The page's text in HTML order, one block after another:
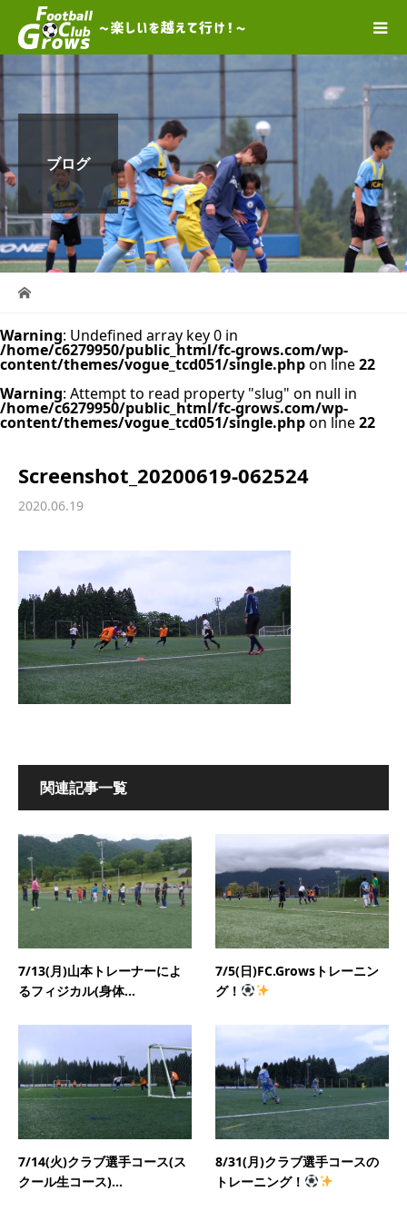
ブログ
Warning: Undefined array key 0 in
/home/c6279950/public_html/fc-grows.com/wp-
content/themes/vogue_tcd051/single.phpon line22
Warning: Attempt to read property "slug" on null in
/home/c6279950/public_html/fc-grows.com/wp-
content/themes/vogue_tcd051/single.phpon line22
Screenshot_20200619-062524
2020.06.19
関連記事一覧
7/13(月)山本トレーナーによ
るフィジカル(身体...
7/5(日)FC.Growsトレーニン
グ！
7/14(火)クラブ選手コース(ス
クール生コース)...
8/31(月)クラブ選手コースの
トレーニング！